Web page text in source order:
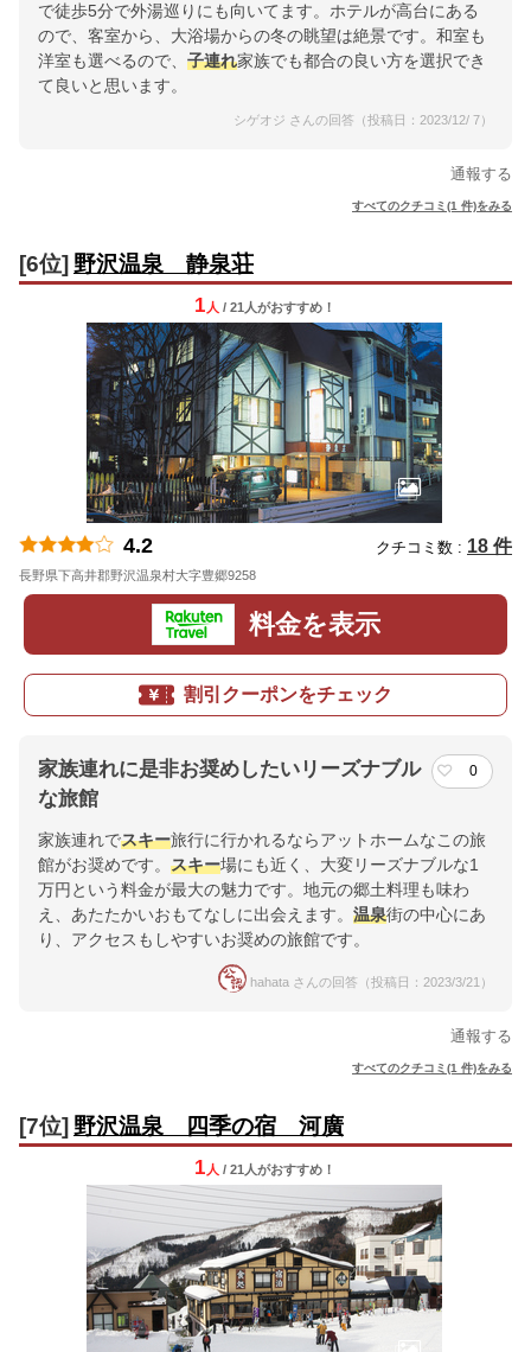
で徒歩5分で外湯巡りにも向いてます。ホテルが高台にある
ので、客室から、大浴場からの冬の眺望は絶景です。和室も
洋室も選べるので、 子連れ家族でも都合の良い方を選択でき
て良いと思います。
シゲオジ さんの回答（投稿日：2023/12/ 7）
通報する
すべてのクチコミ(1 件)をみる
[6位] 野沢温泉 静泉荘
1 人 / 21人がおすすめ！
4.2 クチコミ数 : 18 件
長野県下高井郡野沢温泉村大字豊郷9258
料金を表示
割引クーポンをチェック
家族連れに是非お奨めしたいリーズナブル
な旅館
0
家族連れでスキー旅行に行かれるならアットホームなこの旅
館がお奨めです。 スキー場にも近く、大変リーズナブルな1
万円という料金が最大の魅力です。地元の郷土料理も味わ
え、あたたかいおもてなしに出会えます。 温泉街の中心にあ
り、アクセスもしやすいお奨めの旅館です。
hahata さんの回答（投稿日：2023/3/21）
通報する
すべてのクチコミ(1 件)をみる
[7位] 野沢温泉 四季の宿 河廣
1 人 / 21人がおすすめ！